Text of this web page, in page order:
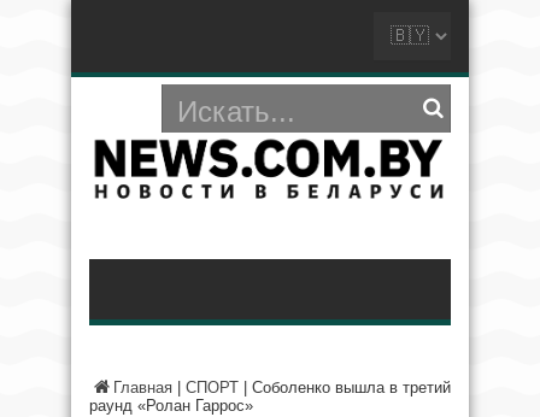
Главная СПОРТ
Соболенко вышла в третий
раунд «Ролан Гаррос»